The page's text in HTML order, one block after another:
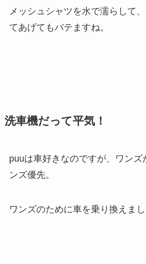
メッシュシャツを水で濡らして
てあげてもバテますね。
洗車機だって平気！
puuは車好きなのですが、ワンズ
ンズ優先。
ワンズのために車を乗り換えまし